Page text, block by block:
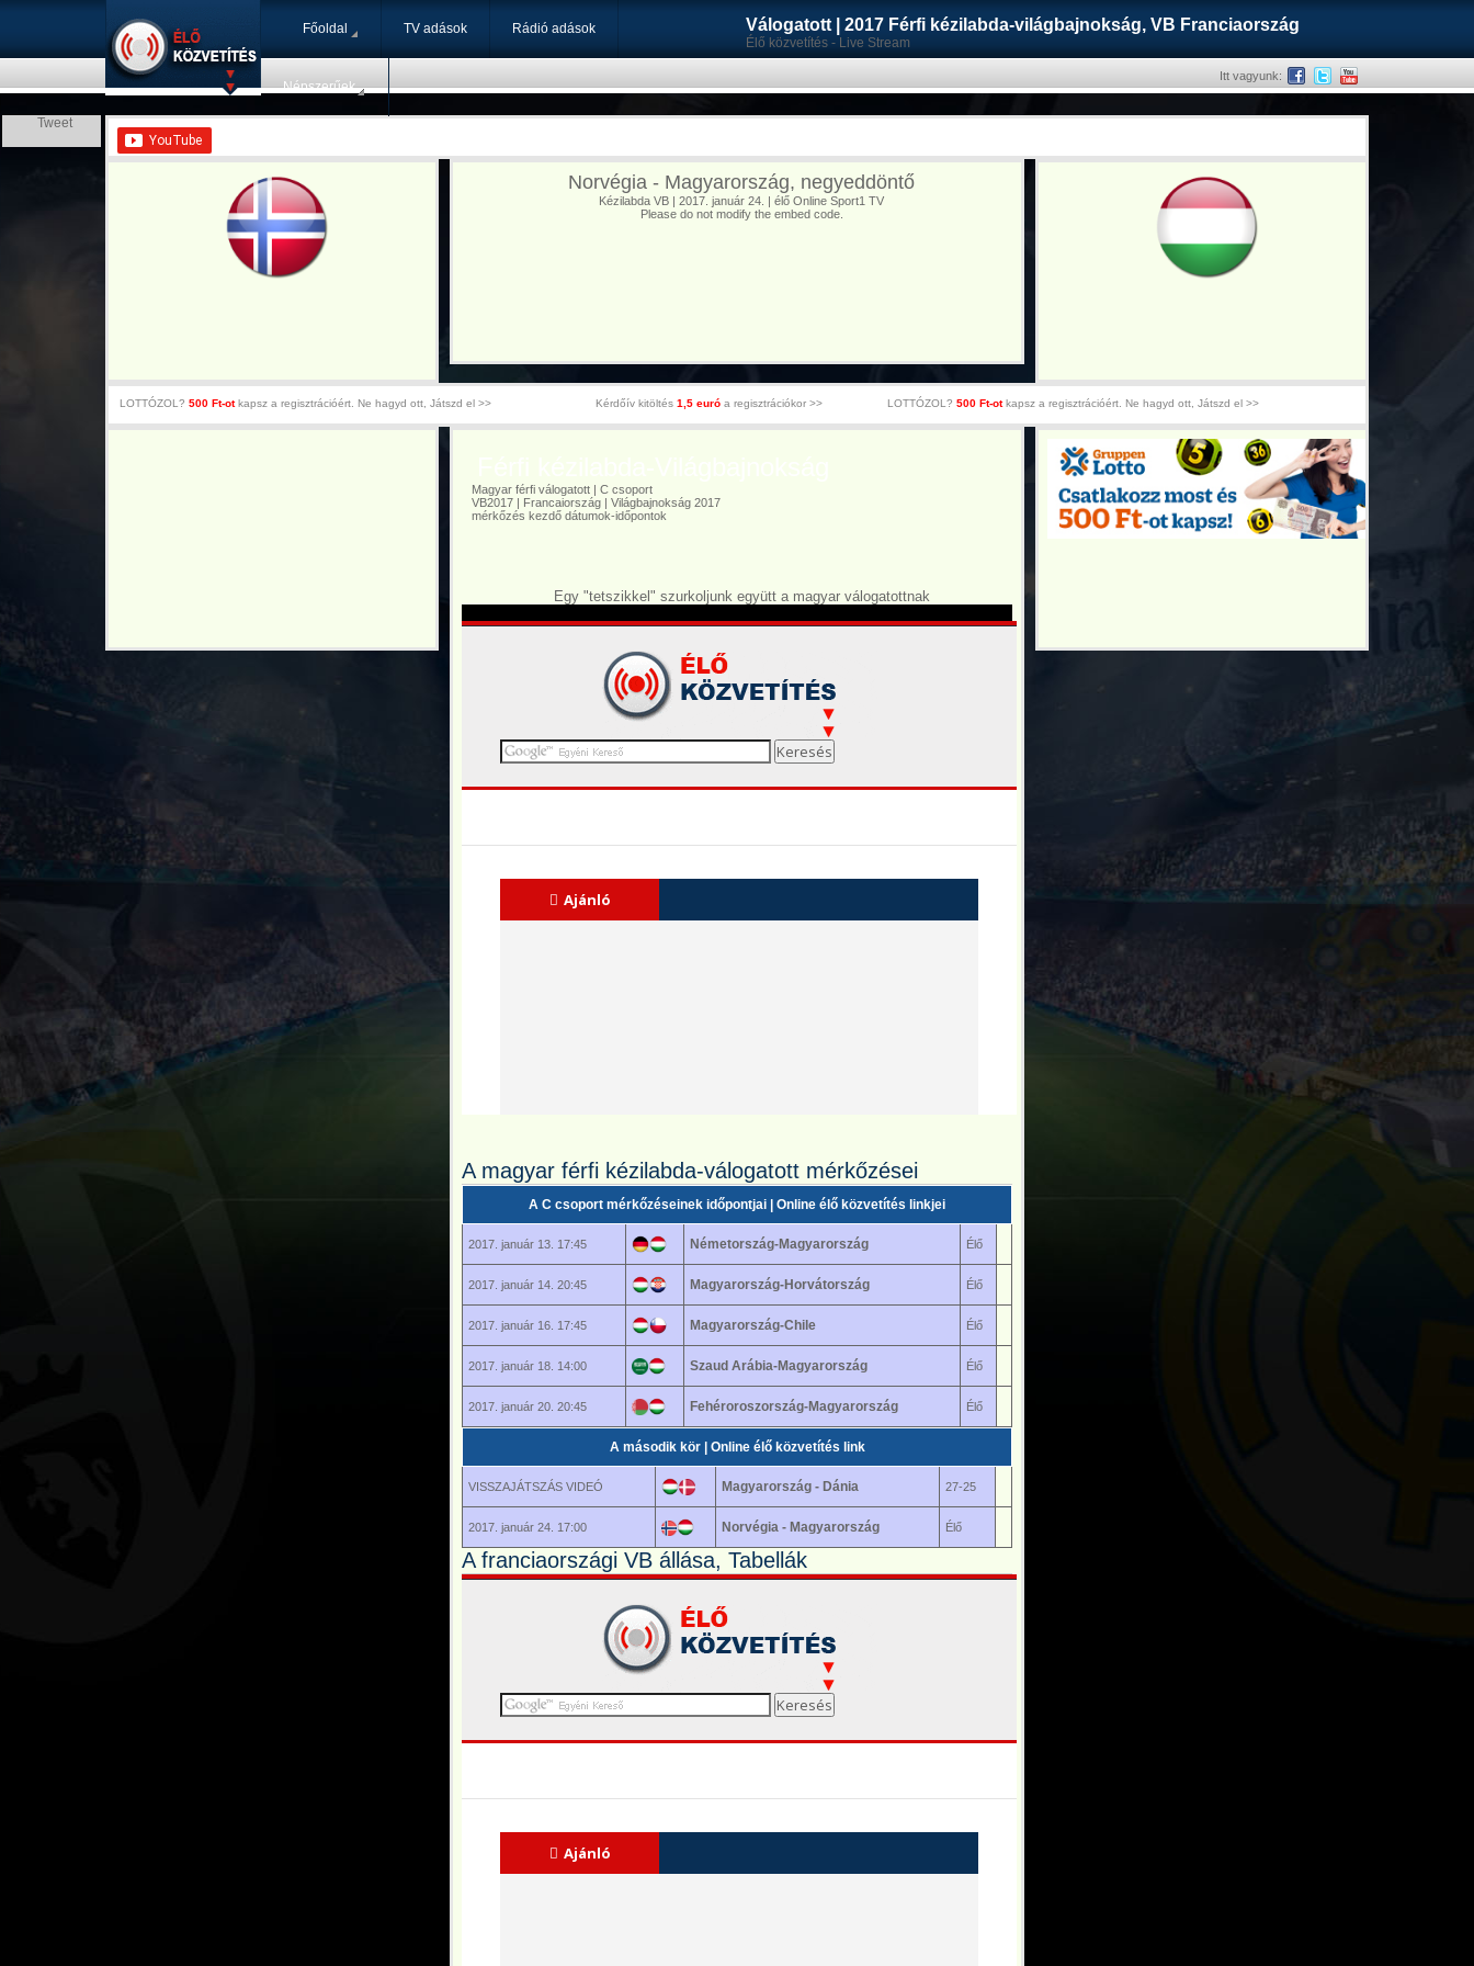
Főoldal TV adások Rádió adások
Népszerűek
Válogatott | 2017 Férfi kézilabda-világbajnokság, VB Franciaország
Élő közvetítés - Live Stream
Itt vagyunk:
Norvégia - Magyarország, negyeddöntő
Kézilabda VB | 2017. január 24. | élő Online Sport1 TV
Please do not modify the embed code.
LOTTÓZOL? 500 Ft-otkapsz a regisztrációért. Ne hagyd ott, Játszd el >> Kérdőív kitöltés 1,5 euró a regisztrációkor >> LOTTÓZOL? 500 Ft-otkapsz a regisztrációért. Ne hagyd ott, Játszd el >>
Magyar férfi válogatott | C csoport
VB2017 | Francaiország | Világbajnokság 2017
mérkőzés kezdő dátumok-időpontok
Egy "tetszikkel" szurkoljunk együtt a magyar válogatottnak
A magyar férfi kézilabda-válogatott mérkőzései
A C csoport mérkőzéseinek időpontjai | Online élő közvetítés linkjei
2017. január 13. 17:45 Németország-Magyarország Élő
2017. január 14. 20:45 Magyarország-Horvátország Élő
2017. január 16. 17:45 Magyarország-Chile Élő
2017. január 18. 14:00 Szaud Arábia-Magyarország Élő
2017. január 20. 20:45 Fehéroroszország-Magyarország Élő
A második kör | Online élő közvetítés link
VISSZAJÁTSZÁS VIDEÓ Magyarország - Dánia 27-25
2017. január 24. 17:00 Norvégia - Magyarország Élő
A franciaországi VB állása, Tabellák
Tweet